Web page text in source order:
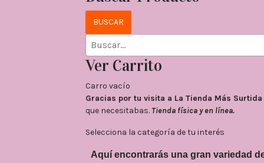
Ver Carrito
Carro vacío
Gracias por tu visita a La Tienda Más
que necesitabas. Tienda física y en línea.
Selecciona la categoría de tu interés
Aquí encontrarás una gran variedad